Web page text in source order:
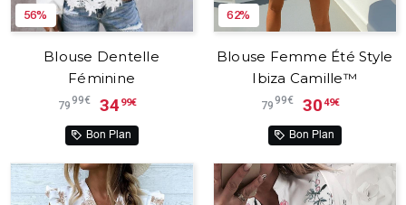
56%
Blouse Dentelle
Féminine
7999€ 34 99€
Bon Plan
62%
Blouse Femme Été Style
Ibiza Camille™
7999€ 3049€
Bon Plan